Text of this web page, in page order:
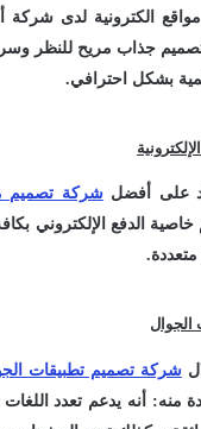
الكترونية لدى شركة
جذاب مريح للنظر
بشكل احترافي.
على أفضلشركة تصميم
خاصية الدفع الإلكتروني
متعددة.
الجوال
شركة تصميم تطبيقات
منه: أنه يدعم تعدد